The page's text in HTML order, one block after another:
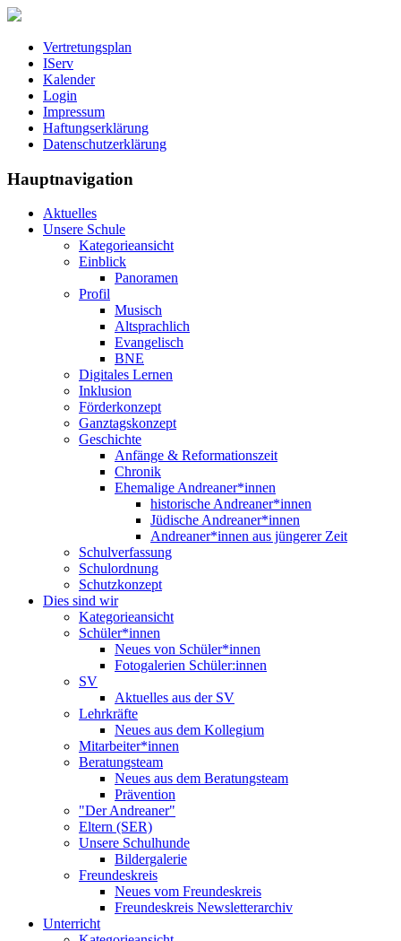
Vertretungsplan
IServ
Kalender
Login
Impressum
Haftungserklärung
Datenschutzerklärung
Hauptnavigation
Aktuelles
Unsere Schule
Kategorieansicht
Einblick
Panoramen
Profil
Musisch
Altsprachlich
Evangelisch
BNE
Digitales Lernen
Inklusion
Förderkonzept
Ganztagskonzept
Geschichte
Anfänge & Reformationszeit
Chronik
Ehemalige Andreaner*innen
historische Andreaner*innen
Jüdische Andreaner*innen
Andreaner*innen aus jüngerer Zeit
Schulverfassung
Schulordnung
Schutzkonzept
Dies sind wir
Kategorieansicht
Schüler*innen
Neues von Schüler*innen
Fotogalerien Schüler:innen
SV
Aktuelles aus der SV
Lehrkräfte
Neues aus dem Kollegium
Mitarbeiter*innen
Beratungsteam
Neues aus dem Beratungsteam
Prävention
"Der Andreaner"
Eltern (SER)
Unsere Schulhunde
Bildergalerie
Freundeskreis
Neues vom Freundeskreis
Freundeskreis Newsletterarchiv
Unterricht